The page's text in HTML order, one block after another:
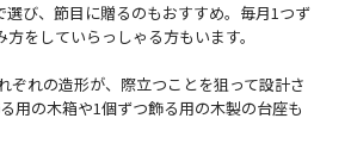
選び、節目に贈るのもおすすめ。毎月1つず
をしていらっしゃる方もいます。
ぞれの造形が、際立つことを狙って設計さ
用の木箱や1個ずつ飾る用の木製の台座も